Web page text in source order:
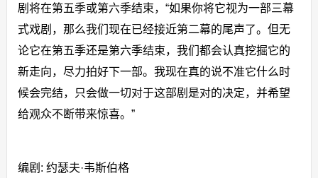
剧将在第五季或第六季结束，“如果你将它视为一部三幕
式戏剧，那么我们现在已经接近第二幕的尾声了。但无
论它在第五季还是第六季结束，我们都会认真挖掘它的
新走向，尽力拍好下一部。我现在真的说不准它什么时
候会完结，只会做一切对于这部剧是对的决定，并希望
给观众不断带来惊喜。”
编剧: 约瑟夫·韦斯伯格